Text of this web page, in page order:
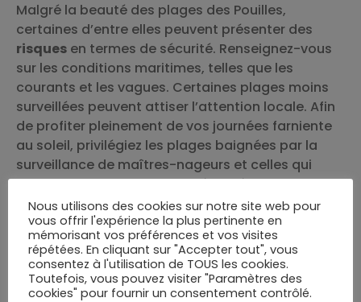
Malgré la beauté des plages des Pouilles,
certaines d’entre elles peuvent présenter des
risques en termes de sécurité. Renseignez-vous
sur les conditions maritimes, telles que les
courants et les vagues. Certaines plages moins
surveillées peuvent attiser l’attention locale. Afin
de profiter pleinement de vos journées farniente
au soleil, privilégiez les plages baignées par la
surveillance de maîtres-nageurs et celles qui
affichent des drapeaux de sécurité. Ne sous-
estimez jamais la puissance de la mer, et écoutez
toujours les conseils des autorités locales.
Éviter les zones à risque
à Bari
Nous utilisons des cookies sur notre site web pour
vous offrir l'expérience la plus pertinente en
mémorisant vos préférences et vos visites
répétées. En cliquant sur "Accepter tout", vous
consentez à l'utilisation de TOUS les cookies.
Toutefois, vous pouvez visiter "Paramètres des
cookies" pour fournir un consentement contrôlé.